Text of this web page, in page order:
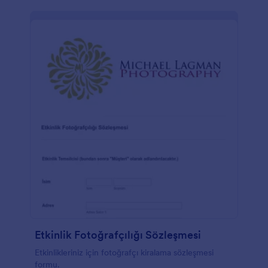
Etkinlik Fotoğrafçılığı Sözleşmesi
Etkinlikleriniz için fotoğrafçı kiralama sözleşmesi
formu.